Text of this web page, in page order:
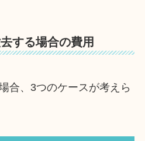
する場合の費用
合、3つのケースが考えら